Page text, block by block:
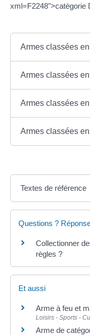
xml=F2248">catégorie
Armes classées
Armes classées
Armes classées
Armes classées
Textes de référence
Questions ?
Collectionner
règles ?
Et aussi
Arme à feu et
Loisirs - Sports -
Arme de